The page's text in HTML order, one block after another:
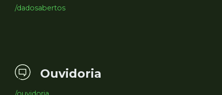
/dadosabertos
Ouvidoria